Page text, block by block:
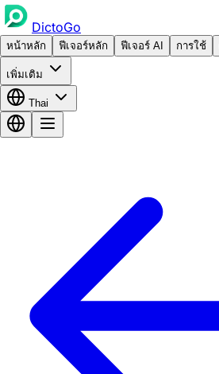
DictoGo
หน้าหลัก ฟีเจอร์หลัก ฟีเจอร์ AI การใช้
เพิ่มเติม
Thai